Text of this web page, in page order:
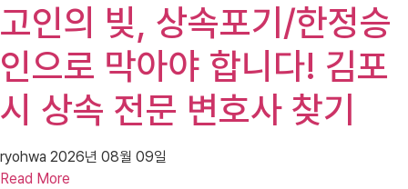
고인의 빚, 상속포기/한정승
인으로 막아야 합니다! 김포
시 상속 전문 변호사 찾기
ryohwa 2026년 08월 09일
Read More